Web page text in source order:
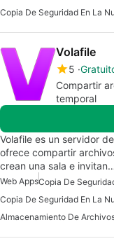
Volafile
5
Compartir
temporal
Volafile es un servidor
ofrece compartir
crean una sala e
Web Apps
Copia De Seguridad En La
Almacenamiento De